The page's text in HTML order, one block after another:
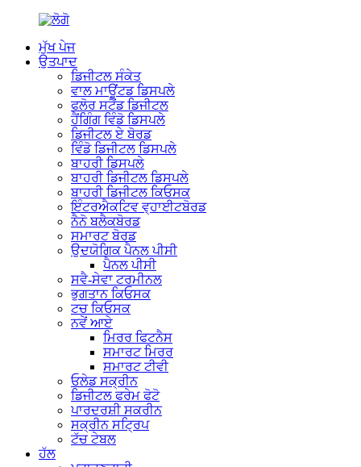
ਮੁੱਖ ਪੇਜ
ਉਤਪਾਦ
ਡਿਜੀਟਲ ਸੰਕੇਤ
ਵਾਲ ਮਾਊਂਟਡ ਡਿਸਪਲੇ
ਫਲੋਰ ਸਟੈਂਡ ਡਿਜੀਟਲ
ਹੈਂਗਿੰਗ ਵਿੰਡੋ ਡਿਸਪਲੇ
ਡਿਜੀਟਲ ਏ ਬੋਰਡ
ਵਿੰਡੋ ਡਿਜੀਟਲ ਡਿਸਪਲੇ
ਬਾਹਰੀ ਡਿਸਪਲੇ
ਬਾਹਰੀ ਡਿਜੀਟਲ ਡਿਸਪਲੇ
ਬਾਹਰੀ ਡਿਜੀਟਲ ਕਿਓਸਕ
ਇੰਟਰਐਕਟਿਵ ਵ੍ਹਾਈਟਬੋਰਡ
ਨੈਨੋ ਬਲੈਕਬੋਰਡ
ਸਮਾਰਟ ਬੋਰਡ
ਉਦਯੋਗਿਕ ਪੈਨਲ ਪੀਸੀ
ਪੈਨਲ ਪੀਸੀ
ਸਵੈ-ਸੇਵਾ ਟਰਮੀਨਲ
ਭੁਗਤਾਨ ਕਿਓਸਕ
ਟਚ ਕਿਓਸਕ
ਨਵੇਂ ਆਏ
ਮਿਰਰ ਫਿਟਨੈਸ
ਸਮਾਰਟ ਮਿਰਰ
ਸਮਾਰਟ ਟੀਵੀ
ਓਲੇਡ ਸਕ੍ਰੀਨ
ਡਿਜੀਟਲ ਫਰੇਮ ਫੋਟੋ
ਪਾਰਦਰਸ਼ੀ ਸਕਰੀਨ
ਸਕ੍ਰੀਨ ਸਟ੍ਰਿਪ
ਟੱਚ ਟੇਬਲ
ਹੱਲ